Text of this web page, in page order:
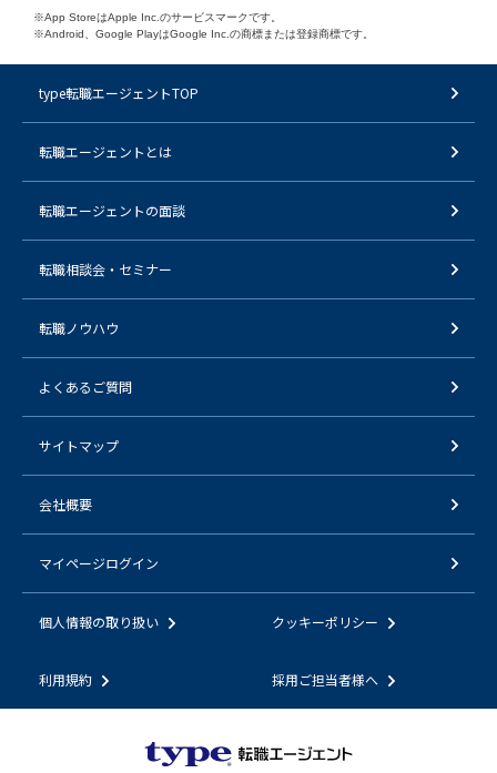
※App StoreはApple Inc.のサービスマークです。
※Android、Google PlayはGoogle Inc.の商標または登録商標です。
type転職エージェントTOP
転職エージェントとは
転職エージェントの面談
転職相談会・セミナー
転職ノウハウ
よくあるご質問
サイトマップ
会社概要
マイページログイン
個人情報の取り扱い クッキーポリシー
利用規約 採用ご担当者様へ